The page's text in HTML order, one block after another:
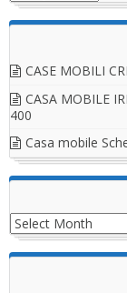
CASE MOBILI
CASA MOBILE
400
Casa mobile
Archives